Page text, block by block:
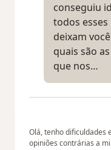
conseguiu
todos
deixam
quais são
que nos…
Olá, tenho dificuldades
opiniões contrárias a